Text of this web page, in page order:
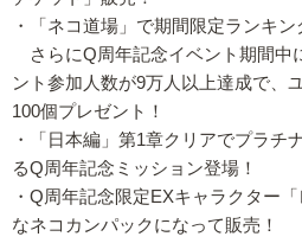
・「ネコ道場」で期間限定ランキン
さらにQ周年記念イベント期間中
ント参加人数が9万人以上達成で、
100個プレゼント！
・「日本編」第1章クリアでプラチ
るQ周年記念ミッション登場！
・Q周年記念限定EXキャラクター
なネコカンパックになって販売！